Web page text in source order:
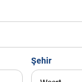
Şehir